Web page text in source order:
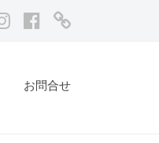
お問合せ